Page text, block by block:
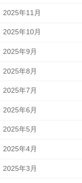
2025年11月
2025年10月
2025年9月
2025年8月
2025年7月
2025年6月
2025年5月
2025年4月
2025年3月